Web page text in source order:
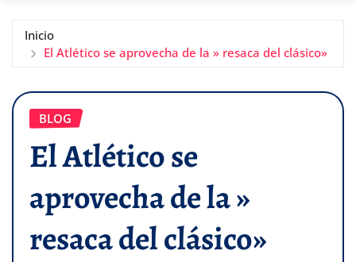
Inicio
El Atlético se aprovecha de la » resaca del clásico»
BLOG
El Atlético se
aprovecha de la »
resaca del clásico»